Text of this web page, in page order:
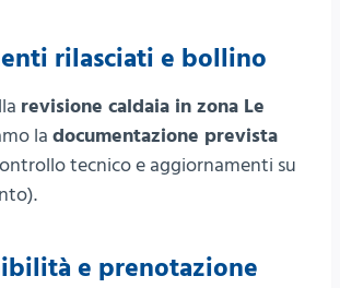
rilasciati e bollino
revisione caldaia in zona Le
la documentazione prevista
tecnico e aggiornamenti su
e prenotazione